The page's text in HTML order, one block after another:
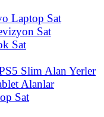
Laptop Sat
Sat
Sat
Slim Alan Yerler
Alanlar
Sat